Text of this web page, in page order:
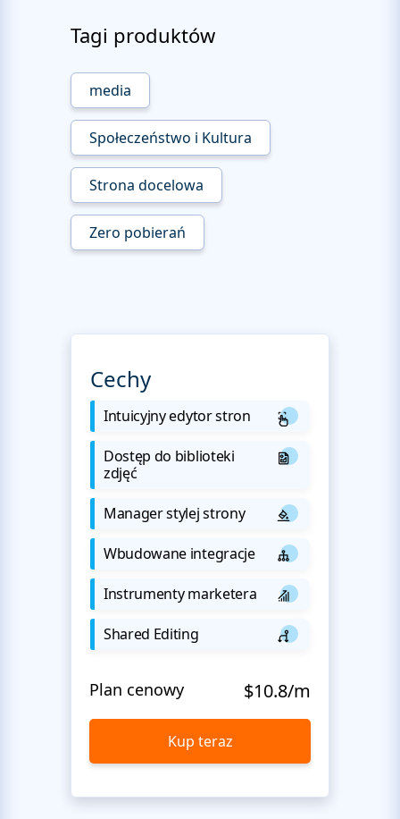
Tagi produktów
media
Społeczeństwo i Kultura
Strona docelowa
Zero pobierań
Cechy
Intuicyjny edytor stron
Dostęp do biblioteki
zdjęć
Manager stylej strony
Wbudowane integracje
Instrumenty marketera
Shared Editing
Plan cenowy $10.8/m
Kup teraz